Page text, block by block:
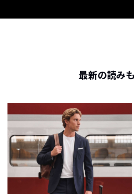
最新の読み